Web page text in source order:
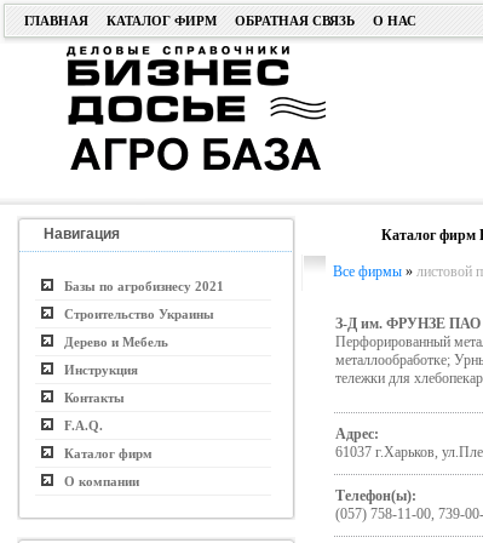
ГЛАВНАЯ КАТАЛОГ ФИРМ ОБРАТНАЯ СВЯЗЬ О НАС
Навигация
Базы по агробизнесу 2021
Строительство Украины
Дерево и Мебель
Инструкция
Контакты
F.A.Q.
Каталог фирм
О компании
Каталог фирм
Все фирмы» листовой
З-Д им. ФРУНЗЕ ПАО
Перфорированный
металлообработке;
тележки для
Адрес:
61037 г.Харьков,
Телефон(ы):
(057) 758-11-00, 739-